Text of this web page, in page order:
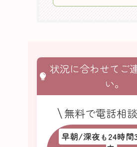
状況に合わせてご
い。
無料で電話相
早朝/深夜も24時間